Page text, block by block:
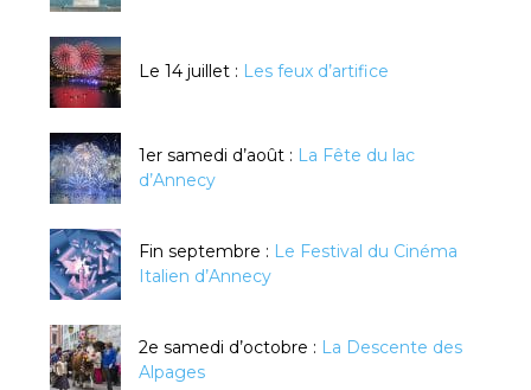
Le 14 juillet : Les feux d’artifice
1er samedi d’août : La Fête du lac
d’Annecy
Fin septembre : Le Festival du Cinéma
Italien d’Annecy
2e samedi d’octobre : La Descente des
Alpages